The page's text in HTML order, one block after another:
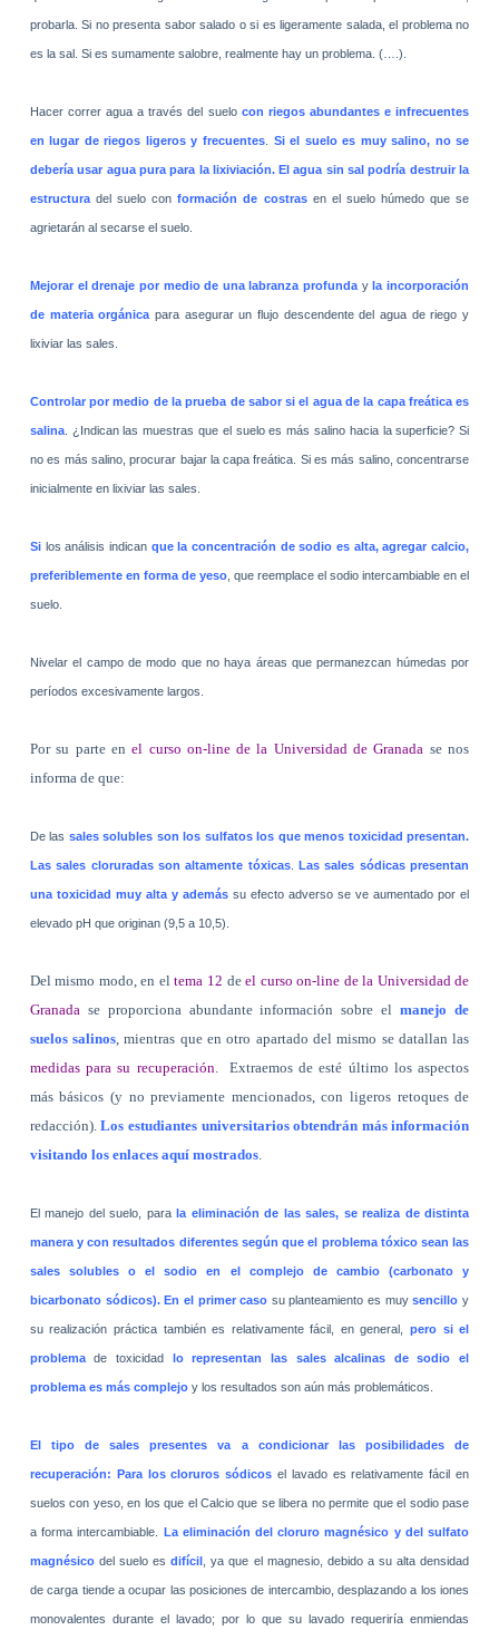
probarla. Si no presenta sabor salado o si es ligeramente salada, el problema no
es la sal. Si es sumamente salobre, realmente hay un problema. (….).
Hacer correr agua a través del suelo con riegos abundantes e infrecuentes
en lugar de riegos ligeros y frecuentes. Si el suelo es muy salino, no se
debería usar agua pura para la lixiviación. El agua sin sal podría destruir la
estructura del suelo conformación de costrasen el suelo húmedo que se
agrietarán al secarse el suelo.
Mejorar el drenaje por medio de una labranza profunda y la incorporación
de materia orgánica para asegurar un flujo descendente del agua de riego y
lixiviar las sales.
Controlar por medio de la prueba de sabor si el agua de la capa freática es
salina. ¿Indican las muestras que el suelo es más salino hacia la superficie? Si
no es más salino, procurar bajar la capa freática. Si es más salino, concentrarse
inicialmente en lixiviar las sales.
Silos análisis indican que la concentración de sodio es alta, agregar calcio,
preferiblemente en forma de yeso, que reemplace el sodio intercambiable en el
suelo.
Nivelar el campo de modo que no haya áreas que permanezcan húmedas por
períodos excesivamente largos.
Por su parte enel curso on-line de la Universidad de Granada se nos
informa de que:
De las sales solubles son los sulfatos los que menos toxicidad presentan.
Las sales cloruradas son altamente tóxicas. Las sales sódicas presentan
una toxicidad muy alta y ademássu efecto adverso se ve aumentado por el
elevado pH que originan (9,5 a 10,5).
Del mismo modo, en eltema 12 deel curso on-line de la Universidad de
Granadase proporciona abundante información sobre elmanejo de
suelos salinos, mientras que en otro apartado del mismo se datallan las
medidas para su recuperación.
Extraemos de esté último los aspectos
más básicos (y no previamente mencionados, con ligeros retoques de
redacción).Los estudiantes universitarios obtendrán más información
visitando los enlaces aquí mostrados.
El manejo del suelo, para la eliminación de las sales, se realiza de distinta
manera y con resultados diferentes según que el problema tóxico sean las
sales solubles o el sodio en el complejo de cambio (carbonato y
bicarbonato sódicos). En el primer caso su planteamiento es muysencillo y
su realización práctica también es relativamente fácil, en general, pero si el
problemade toxicidad lo representan las sales alcalinas de sodio el
problema es más complejoy los resultados son aún más problemáticos.
El tipo de sales presentes va a condicionar las posibilidades de
recuperación: Para los cloruros sódicos el lavado es relativamente fácil en
suelos con yeso, en los que el Calcio que se libera no permite que el sodio pase
a forma intercambiable. La eliminación del cloruro magnésico y del sulfato
magnésicodel suelo esdifícil , ya que el magnesio, debido a su alta densidad
de carga tiende a ocupar las posiciones de intercambio, desplazando a los iones
monovalentes durante el lavado; por lo que su lavado requeriría enmiendas